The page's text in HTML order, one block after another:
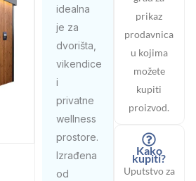
idealna
je za
dvorišta,
vikendice
i
privatne
wellness
prostore.
Izrađena
od
prikaz
prodavnica
u kojima
možete
kupiti
proizvod.
Kako
kupiti?
Uputstvo za